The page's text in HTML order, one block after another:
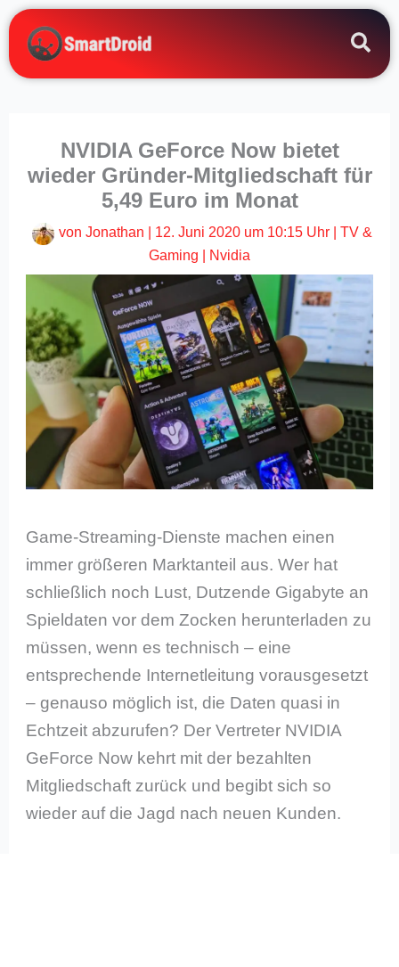
Zum
Inhalt
springen
NVIDIA GeForce Now bietet
wieder Gründer-Mitgliedschaft für
5,49 Euro im Monat
von Jonathan 12. Juni 2020 um 10:15 Uhr| TV &
Gaming
Nvidia
Game-Streaming-Dienste machen einen
immer größeren Marktanteil aus. Wer hat
schließlich noch Lust, Dutzende Gigabyte an
Spieldaten vor dem Zocken herunterladen zu
müssen, wenn es technisch – eine
entsprechende Internetleitung vorausgesetzt
– genauso möglich ist, die Daten quasi in
Echtzeit abzurufen? Der Vertreter NVIDIA
GeForce Now kehrt mit der bezahlten
Mitgliedschaft zurück und begibt sich so
wieder auf die Jagd nach neuen Kunden.